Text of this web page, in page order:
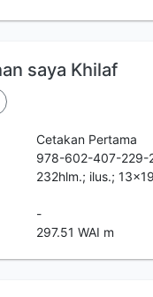
saya Khilaf
Cetakan Pertama
978-602-407-229-
232hlm.; ilus.;
-
297.51 WAI m